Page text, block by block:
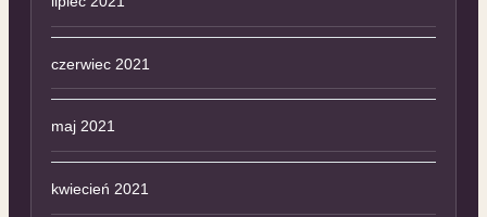
czerwiec 2021
maj 2021
kwiecień 2021